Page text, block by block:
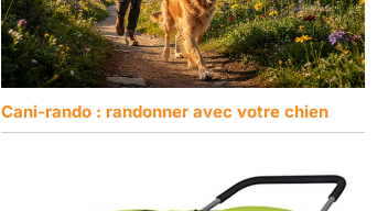
Cani-rando : randonner avec votre chien